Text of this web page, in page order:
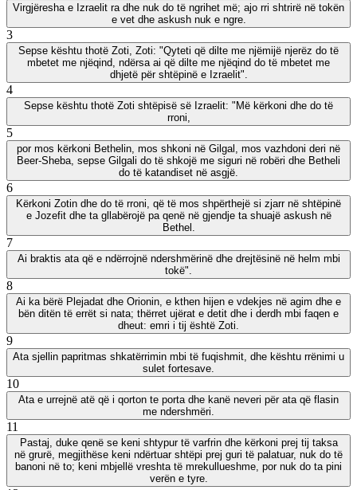
Virgjëresha e Izraelit ra dhe nuk do të ngrihet më; ajo rri shtrirë në tokën
e vet dhe askush nuk e ngre.
3
Sepse kështu thotë Zoti, Zoti: "Qyteti që dilte me njëmijë njerëz do të
mbetet me njëqind, ndërsa ai që dilte me njëqind do të mbetet me
dhjetë për shtëpinë e Izraelit".
4
Sepse kështu thotë Zoti shtëpisë së Izraelit: "Më kërkoni dhe do të
rroni,
5
por mos kërkoni Bethelin, mos shkoni në Gilgal, mos vazhdoni deri në
Beer-Sheba, sepse Gilgali do të shkojë me siguri në robëri dhe Betheli
do të katandiset në asgjë.
6
Kërkoni Zotin dhe do të rroni, që të mos shpërthejë si zjarr në shtëpinë
e Jozefit dhe ta gllabërojë pa qenë në gjendje ta shuajë askush në
Bethel.
7
Ai braktis ata që e ndërrojnë ndershmërinë dhe drejtësinë në helm mbi
tokë".
8
Ai ka bërë Plejadat dhe Orionin, e kthen hijen e vdekjes në agim dhe e
bën ditën të errët si nata; thërret ujërat e detit dhe i derdh mbi faqen e
dheut: emri i tij është Zoti.
9
Ata sjellin papritmas shkatërrimin mbi të fuqishmit, dhe kështu rrënimi u
sulet fortesave.
10
Ata e urrejnë atë që i qorton te porta dhe kanë neveri për ata që flasin
me ndershmëri.
11
Pastaj, duke qenë se keni shtypur të varfrin dhe kërkoni prej tij taksa
në grurë, megjithëse keni ndërtuar shtëpi prej guri të palatuar, nuk do të
banoni në to; keni mbjellë vreshta të mrekullueshme, por nuk do ta pini
verën e tyre.